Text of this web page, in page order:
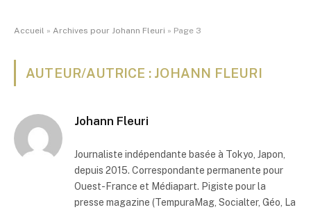
Accueil » Archives pour Johann Fleuri » Page 3
AUTEUR/AUTRICE : JOHANN FLEURI
Johann Fleuri
Journaliste indépendante basée à Tokyo, Japon,
depuis 2015. Correspondante permanente pour
Ouest-France et Médiapart. Pigiste pour la
presse magazine (TempuraMag, Socialter, Géo, La